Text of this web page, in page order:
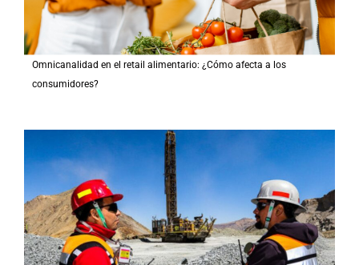
Omnicanalidad en el retail alimentario: ¿Cómo afecta a los
consumidores?